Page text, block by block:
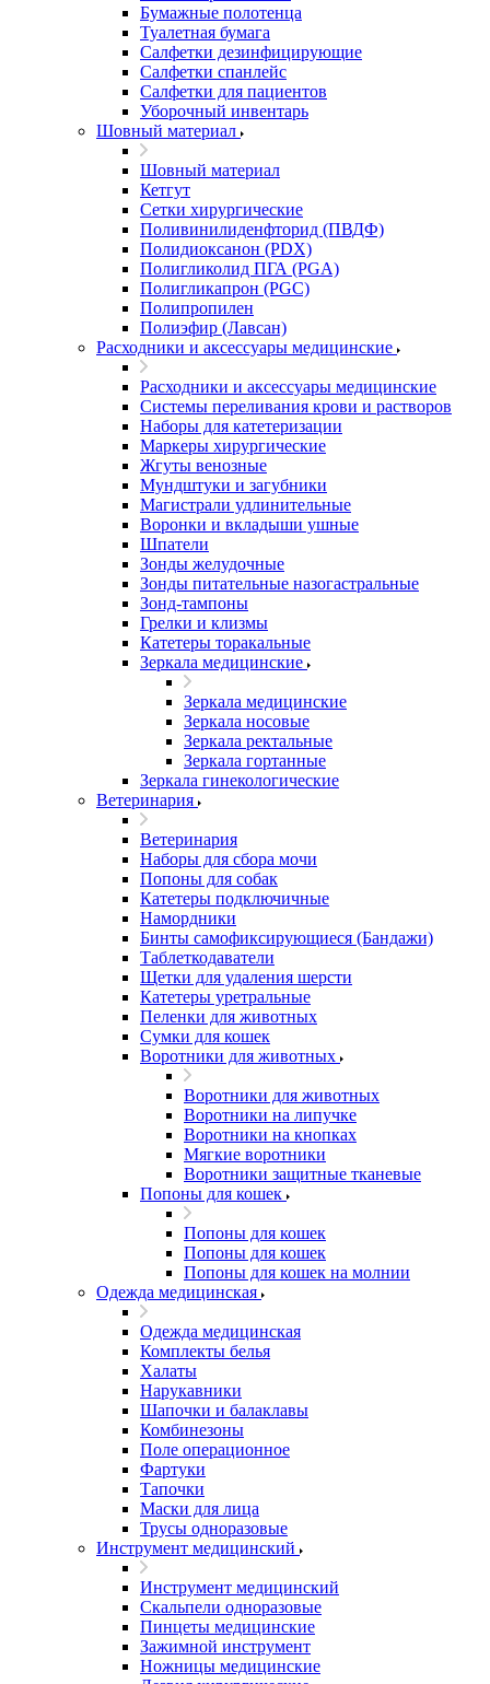
Бумажные полотенца
Туалетная бумага
Салфетки дезинфицирующие
Салфетки спанлейс
Салфетки для пациентов
Уборочный инвентарь
Шовный материал
Шовный материал
Кетгут
Сетки хирургические
Поливинилиденфторид (ПВДФ)
Полидиоксанон (PDX)
Полигликолид ПГА (PGA)
Полигликапрон (PGC)
Полипропилен
Полиэфир (Лавсан)
Расходники и аксессуары медицинские
Расходники и аксессуары медицинские
Системы переливания крови и растворов
Наборы для катетеризации
Маркеры хирургические
Жгуты венозные
Мундштуки и загубники
Магистрали удлинительные
Воронки и вкладыши ушные
Шпатели
Зонды желудочные
Зонды питательные назогастральные
Зонд-тампоны
Грелки и клизмы
Катетеры торакальные
Зеркала медицинские
Зеркала медицинские
Зеркала носовые
Зеркала ректальные
Зеркала гортанные
Зеркала гинекологические
Ветеринария
Ветеринария
Наборы для сбора мочи
Попоны для собак
Катетеры подключичные
Намордники
Бинты самофиксирующиеся (Бандажи)
Таблеткодаватели
Щетки для удаления шерсти
Катетеры уретральные
Пеленки для животных
Сумки для кошек
Воротники для животных
Воротники для животных
Воротники на липучке
Воротники на кнопках
Мягкие воротники
Воротники защитные тканевые
Попоны для кошек
Попоны для кошек
Попоны для кошек
Попоны для кошек на молнии
Одежда медицинская
Одежда медицинская
Комплекты белья
Халаты
Нарукавники
Шапочки и балаклавы
Комбинезоны
Поле операционное
Фартуки
Тапочки
Маски для лица
Трусы одноразовые
Инструмент медицинский
Инструмент медицинский
Скальпели одноразовые
Пинцеты медицинские
Зажимной инструмент
Ножницы медицинские